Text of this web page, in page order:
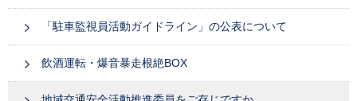
「駐車監視員活動ガイドライン」の公表について
飲酒運転・爆音暴走根絶BOX